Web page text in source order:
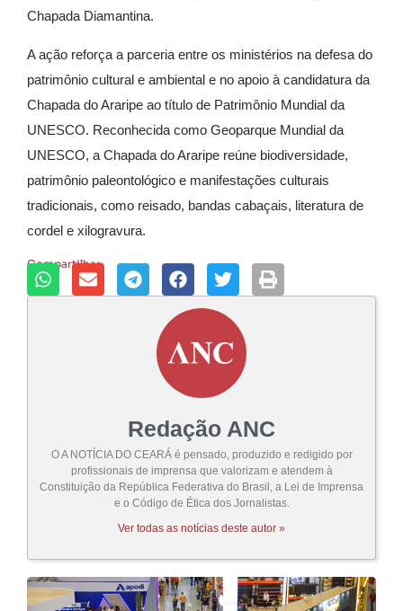
Chapada Diamantina.
A ação reforça a parceria entre os ministérios na defesa do
patrimônio cultural e ambiental e no apoio à candidatura da
Chapada do Araripe ao título de Patrimônio Mundial da
UNESCO. Reconhecida como Geoparque Mundial da
UNESCO, a Chapada do Araripe reúne biodiversidade,
patrimônio paleontológico e manifestações culturais
tradicionais, como reisado, bandas cabaçais, literatura de
cordel e xilogravura.
Compartilhar:
Redação ANC
O A NOTÍCIA DO CEARÁ é pensado, produzido e redigido por
profissionais de imprensa que valorizam e atendem à
Constituição da República Federativa do Brasil, a Lei de Imprensa
e o Código de Ética dos Jornalistas.
Ver todas as notícias deste autor »